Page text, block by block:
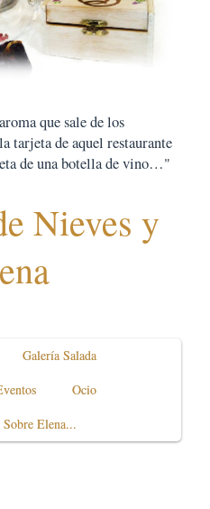
que sale de los
tarjeta de aquel restaurante
de una botella de vino…"
Nieves y
Galería Salada
Ocio
Sobre Elena...